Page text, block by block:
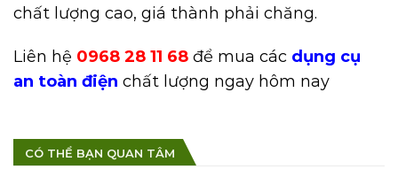
chất lượng cao, giá thành phải chăng.
Liên hệ 0968 28 11 68 để mua các dụng cụ
an toàn điện chất lượng ngay hôm nay
CÓ THỂ BẠN QUAN TÂM